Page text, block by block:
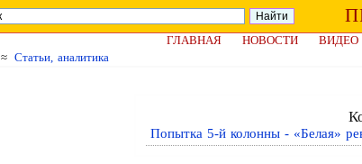
ГЛАВНАЯ
НОВОСТИ ВИДЕО
≈ Статьи, аналитика
Попытка 5-й колонны - «Белая»